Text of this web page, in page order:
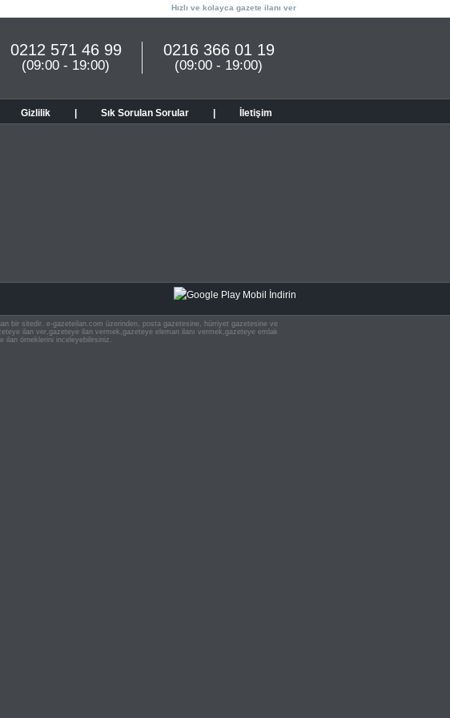
Hızlı ve kolayca gazete ilanı ver
0216 366 01 19
(09:00 - 19:00)
0212 571 46 99
(09:00 - 19:00)
Gizlilik Sık Sorulan Sorular İletişim
bir sitedir. e-gazeteilan.com üzerinden, posta gazetesine, hürriyet gazetesine ve
ilan ver,gazeteye ilan vermek,gazeteye eleman ilanı vermek,gazeteye emlak
ilan örneklerini inceleyebilirsiniz.